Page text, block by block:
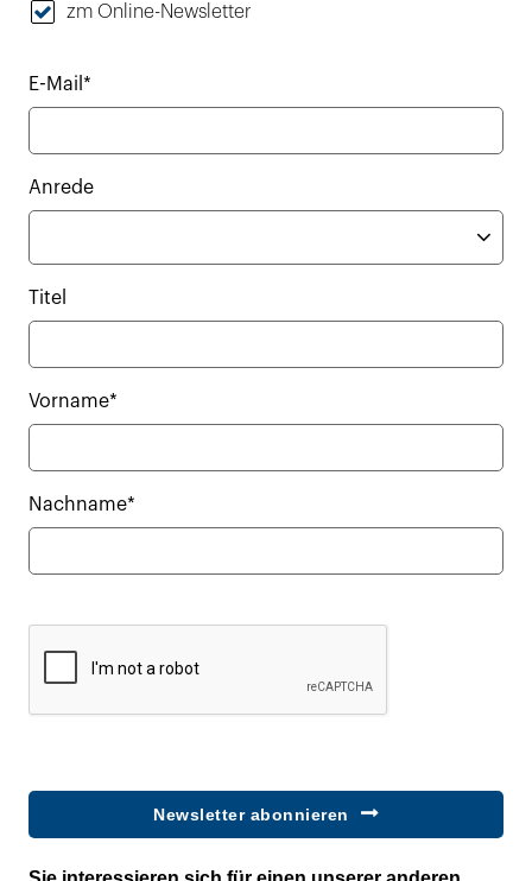
zm Online-Newsletter
E-Mail*
Anrede
Titel
Vorname*
Nachname*
Newsletter abonnieren